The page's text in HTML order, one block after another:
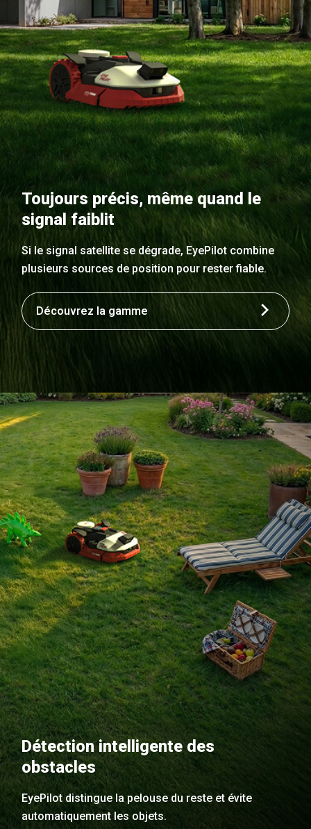
Toujours précis, même quand le
signal faiblit
Si le signal satellite se dégrade, EyePilot combine
plusieurs sources de position pour rester fiable.
Découvrez la gamme
Détection intelligente des
obstacles
EyePilot distingue la pelouse du reste et évite
automatiquement les objets.